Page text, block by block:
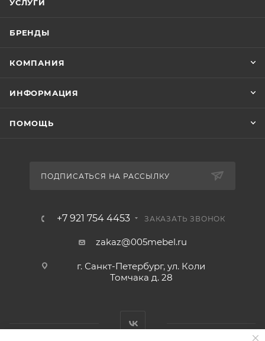
УСЛУГИ
БРЕНДЫ
КОМПАНИЯ
ИНФОРМАЦИЯ
ПОМОЩЬ
ПОДПИСАТЬСЯ НА РАССЫЛКУ
+7 921 754 4453 ЗАКАЗАТЬ ЗВОНОК
zakaz@005mebel.ru
г. Санкт-Петербург, ул. Коли
Томчака д. 28